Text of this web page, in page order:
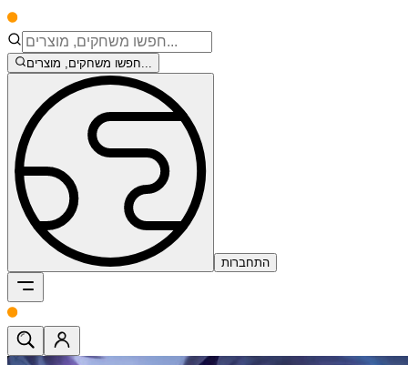
חפשו משחקים, מוצרים...
התחברות